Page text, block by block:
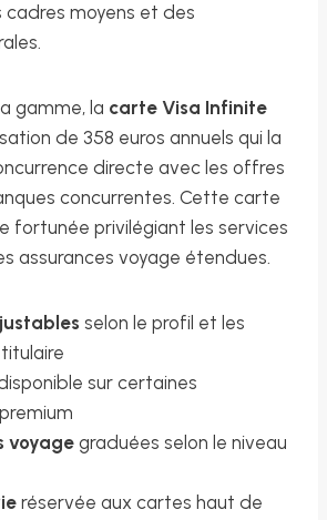
moyens et des
gamme, la carte Visa Infinite
de 358 euros annuels qui la
directe avec les offres
concurrentes. Cette carte
fortunée privilégiant les services
assurances voyage étendues.
selon le profil et les
sur certaines
voyage graduées selon le niveau
réservée aux cartes haut de